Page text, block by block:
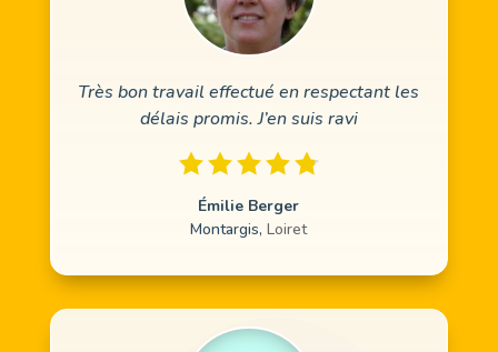
Très bon travail effectué en respectant les
délais promis. J’en suis ravi
Émilie Berger
Montargis, Loiret